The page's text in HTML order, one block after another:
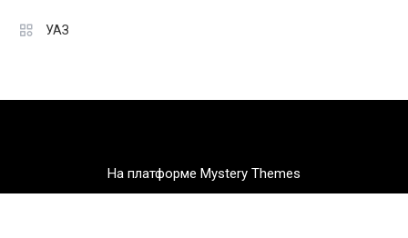
УАЗ
На платформе Mystery Themes